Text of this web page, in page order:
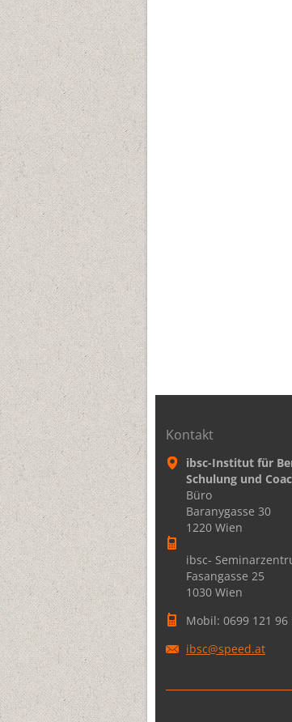
Kontakt
ibsc-Institut für
Schulung und
Büro
Baranygasse 30
1220 Wien
ibsc-
Fasangasse 25
1030 Wien
Mobil: 0699 121 96
ibsc@speed.at